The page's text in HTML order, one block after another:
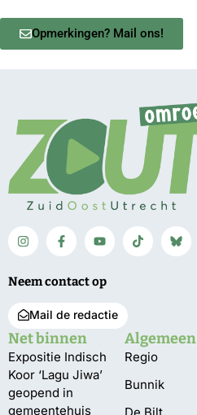
Opmerkingen? Mail ons!
Neem contact op
Mail de redactie
Net binnen
Expositie Indisch
Koor ‘Lagu Jiwa’
geopend in
gemeentehuis
Algemeen
Regio
Bunnik